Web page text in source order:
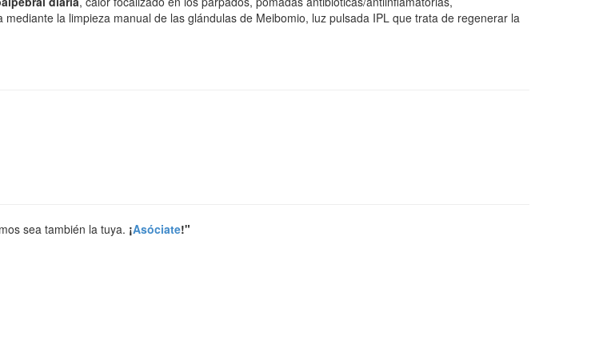
la limpieza manual de las glándulas de Meibomio, luz pulsada IPL que trata de regenerar la
sea también la tuya. ¡Asóciate!"